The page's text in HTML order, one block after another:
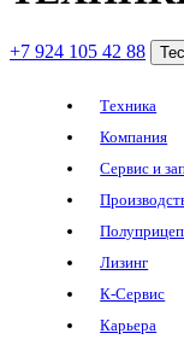
+7 924 105 42 88
Техника
Компания
Сервис и
Лизинг
К-Сервис
Карьера